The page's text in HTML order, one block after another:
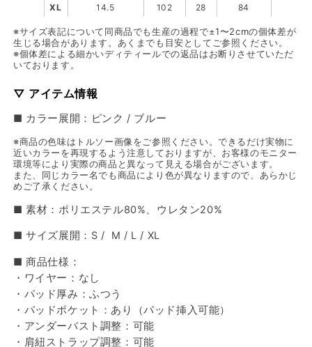
XL
14.5 102 28 84
※サイズ表記について同商品でも生産の過程で±1〜2cmの個体差が
生じる場合があります。あくまでも目安としてご参照ください。
※個体差による細かいディティールでの返品はお断りさせていただ
いております。
▽ アイテム情報
■ カラー展開：ピンク / ブルー
※商品の色味はトルソー画像をご参照ください。できるだけ実物に
近いカラーを再現するよう注意しておりますが、お客様のモニター
環境等により実際の商品と異なって見える場合がございます。
また、同じカラー名でも商品により色が異なりますので、あらかじ
めご了承ください。
■ 素材：ポリエステル80%、ウレタン20%
■ サイズ展開：S / M / L / XL
■ 商品仕様：
・ワイヤー：なし
・パッド厚み：ふつう
・パッドポケット：あり（パッド挿入可能）
・アンダーバスト調整：可能
・肩紐ストラップ調整：可能